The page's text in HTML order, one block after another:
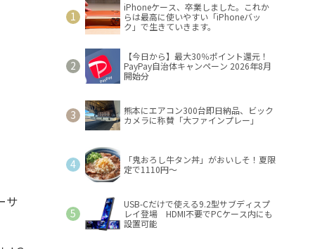
サ
iPhoneケース、卒業しました。これか
らは最高に使いやすい「iPhoneバッ
ク」で生きていきます。
【今日から】最大30％ポイント還元！
PayPay自治体キャンペーン 2026年8月
開始分
熊本にエアコン300台即日納品、ビック
カメラに称賛「大ファインプレー」
「鬼おろし牛タン丼」がおいしそ！夏限
定で1110円～
USB-Cだけで使える9.2型サブディスプ
レイ登場 HDMI不要でPCケース内にも
設置可能